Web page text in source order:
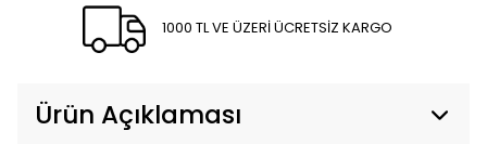
1000 TL VE ÜZERİ ÜCRETSİZ KARGO
Ürün Açıklaması